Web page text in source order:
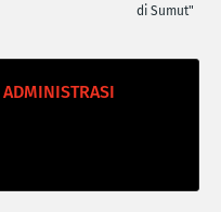
di Sumut"
ADMINISTRASI